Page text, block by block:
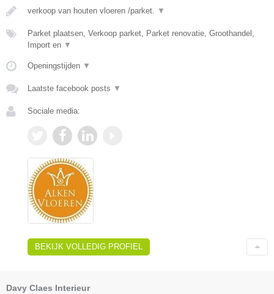
verkoop van houten vloeren /parket. ▼
Parket plaatsen, Verkoop parket, Parket renovatie, Groothandel,
Import en ▼
Openingstijden ▼
Laatste facebook posts ▼
Sociale media:
BEKIJK VOLLEDIG PROFIEL
Davy Claes Interieur